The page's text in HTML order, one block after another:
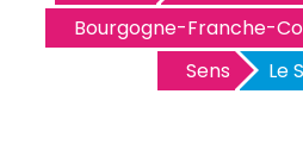
Bourgogne-Franche-
Sens
Le